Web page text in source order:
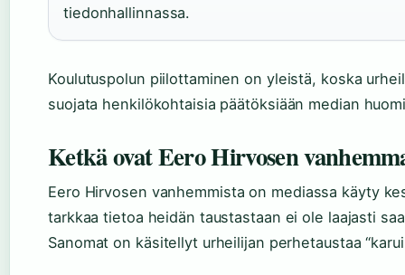
tiedonhallinnassa.
Koulutuspolun piilottaminen on yleistä, koska
suojata henkilökohtaisia päätöksiään median
Ketkä ovat Eero Hirvosen
Eero Hirvosen vanhemmista on mediassa käyty
tarkkaa tietoa heidän taustastaan ei ole laajasti
Sanomat on käsitellyt urheilijan perhetaustaa